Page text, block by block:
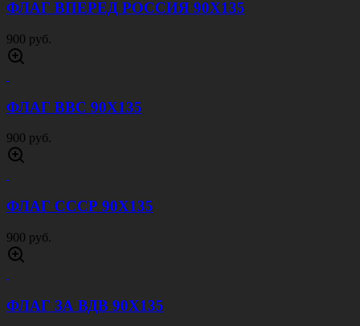
ФЛАГ ВПЕРЕД РОССИЯ 90Х135
900 руб.
ФЛАГ ВВС 90Х135
900 руб.
ФЛАГ СССР 90Х135
900 руб.
ФЛАГ ЗА ВДВ 90Х135